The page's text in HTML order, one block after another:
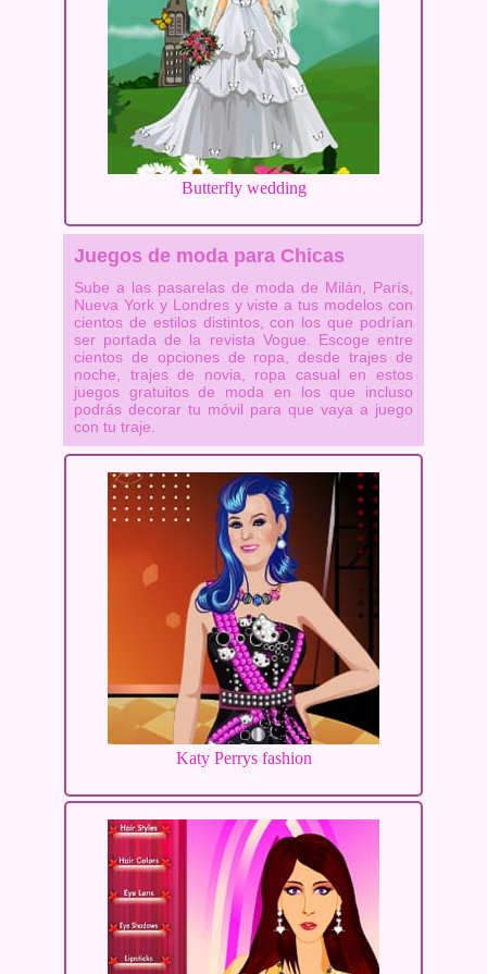
Butterfly wedding
Juegos de moda para Chicas
Sube a las pasarelas de moda de Milán, París,
Nueva York y Londres y viste a tus modelos con
cientos de estilos distintos, con los que podrían
ser portada de la revista Vogue. Escoge entre
cientos de opciones de ropa, desde trajes de
noche, trajes de novia, ropa casual en estos
juegos gratuitos de moda en los que incluso
podrás decorar tu móvil para que vaya a juego
con tu traje.
Katy Perrys fashion